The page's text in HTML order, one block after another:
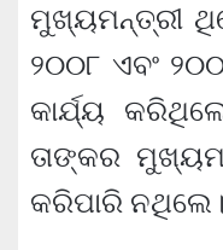
ମୁଖ୍ୟମନ୍ତ୍ରୀ
୨୦୦୮ ଏବଂ
କାର୍ଯ୍ୟ
ତାଙ୍କର
କରିପାରି ନଥିଲେ।